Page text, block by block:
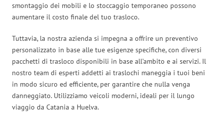
smontaggio dei mobili e lo stoccaggio temporaneo possono
aumentare il costo finale del tuo trasloco.
Tuttavia, la nostra azienda si impegna a offrire un preventivo
personalizzato in base alle tue esigenze specifiche, con diversi
pacchetti di trasloco disponibili in base all’ambito e ai servizi. Il
nostro team di esperti addetti ai traslochi maneggia i tuoi beni
in modo sicuro ed efficiente, per garantire che nulla venga
danneggiato. Utilizziamo veicoli moderni, ideali per il lungo
viaggio da Catania a Huelva.